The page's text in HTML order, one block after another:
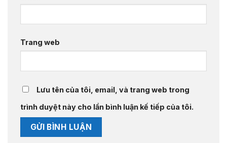
Trang web
Lưu tên của tôi, email, và trang web trong
trình duyệt này cho lần bình luận kế tiếp của tôi.